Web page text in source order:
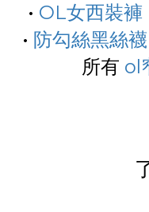
• OL女西裝褲
• 防勾絲黑絲襪
所有 ol